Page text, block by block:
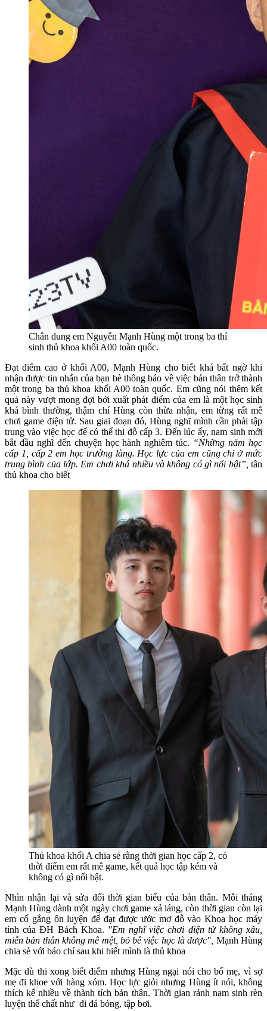
Chân dung em Nguyễn Mạnh Hùng một trong ba thí
sinh thủ khoa khối A00 toàn quốc.
Đạt điểm cao ở khối A00, Mạnh Hùng cho biết khá bất ngờ khi
nhận được tin nhắn của bạn bè thông báo về việc bản thân trở thành
một trong ba thủ khoa khối A00 toàn quốc. Em cũng nói thêm kết
quả này vượt mong đợi bởi xuất phát điểm của em là một học sinh
khá bình thường, thậm chí Hùng còn thừa nhận, em từng rất mê
chơi game điện tử. Sau giai đoạn đó, Hùng nghĩ mình cần phải tập
trung vào việc học để có thể thi đỗ cấp 3. Đến lúc ấy, nam sinh mới
bắt đầu nghĩ đến chuyện học hành nghiêm túc. “Những năm học
cấp 1, cấp 2 em học trường làng. Học lực của em cũng chỉ ở mức
trung bình của lớp. Em chơi khá nhiều và không có gì nổi bật”, tân
thủ khoa cho biết
Thủ khoa khối A chia sẻ rằng thời gian học cấp 2, có
thời điểm em rất mê game, kết quả học tập kém và
không có gì nổi bật.
Nhìn nhận lại và sửa đổi thời gian biểu của bản thân. Mỗi tháng
Mạnh Hùng dành một ngày chơi game xả láng, còn thời gian còn lại
em cố gắng ôn luyện để đạt được ước mơ đỗ vào Khoa học máy
tính của ĐH Bách Khoa. "Em nghĩ việc chơi điện tử không xấu,
miễn bản thân không mê mệt, bỏ bê việc học là được", Mạnh Hùng
chia sẻ với báo chí sau khi biết mình là thủ khoa
Mặc dù thi xong biết điểm nhưng Hùng ngại nói cho bố mẹ, vì sợ
mẹ đi khoe với hàng xóm. Học lực giỏi nhưng Hùng ít nói, không
thích kể nhiều về thành tích bản thân. Thời gian rảnh nam sinh rèn
luyện thể chất như đi đá bóng, tập bơi.